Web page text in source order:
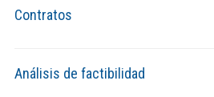
Contratos
Análisis de factibilidad